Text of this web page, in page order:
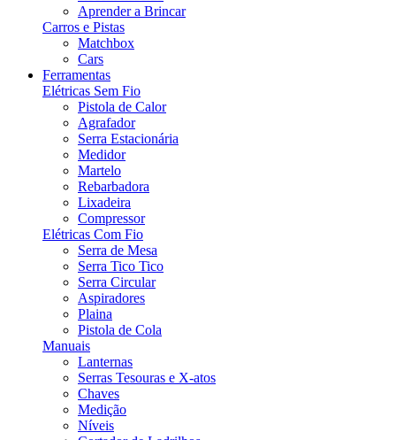
Aprender a Brincar
Carros e Pistas
Matchbox
Cars
Ferramentas
Elétricas Sem Fio
Pistola de Calor
Agrafador
Serra Estacionária
Medidor
Martelo
Rebarbadora
Lixadeira
Compressor
Elétricas Com Fio
Serra de Mesa
Serra Tico Tico
Serra Circular
Aspiradores
Plaina
Pistola de Cola
Manuais
Lanternas
Serras Tesouras e X-atos
Chaves
Medição
Níveis